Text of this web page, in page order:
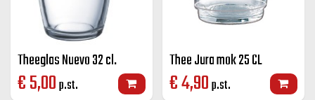
Theeglas Nuevo 32 cl.
€5,00p.st.
Thee Jura mok 25 CL
€4,90p.st.